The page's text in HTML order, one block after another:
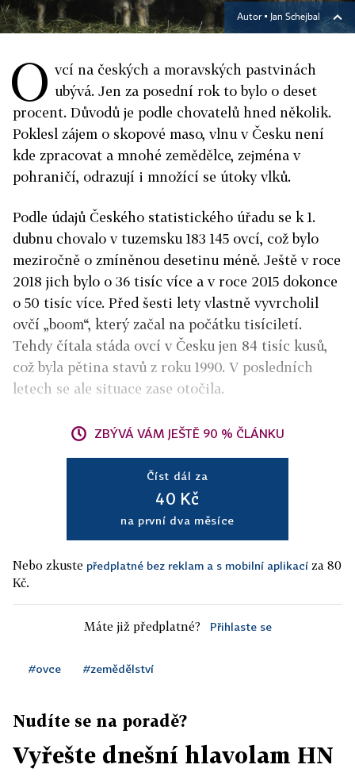
Autor ▪ Jan Schejbal
O vcí na českých a moravských pastvinách
ubývá. Jen za posední rok to bylo o deset
procent. Důvodů je podle chovatelů hned několik.
Poklesl zájem o skopové maso, vlnu v Česku není
kde zpracovat a mnohé zemědělce, zejména v
pohraničí, odrazují i množící se útoky vlků.
Podle údajů Českého statistického úřadu se k 1.
dubnu chovalo v tuzemsku 183 145 ovcí, což bylo
meziročně o zmíněnou desetinu méně. Ještě v roce
2018 jich bylo o 36 tisíc více a v roce 2015 dokonce
o 50 tisíc více. Před šesti lety vlastně vyvrcholil
ovčí „boom“, který začal na počátku tisíciletí.
Tehdy čítala stáda ovcí v Česku jen 84 tisíc kusů,
což byla pětina stavů z roku 1990. V posledních
letech se ale situace zase otočila.
ZBÝVÁ VÁM JEŠTĚ 90 % ČLÁNKU
Číst dál za
40 Kč
na první dva měsíce
Nebo zkuste předplatné bez reklam a s mobilní aplikací za 80
Kč.
Máte již předplatné? Přihlaste se
#ovce #zemědělství
Nudíte se na poradě?
Vyřešte dnešní hlavolam HN